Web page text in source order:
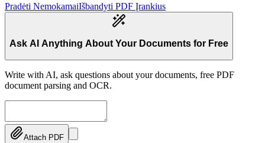
Pradėti NemokamaiIšbandyti PDF Įrankius
Ask AI Anything About Your Documents for Free
Write with AI, ask questions about your documents, free PDF
document parsing and OCR.
Attach PDF